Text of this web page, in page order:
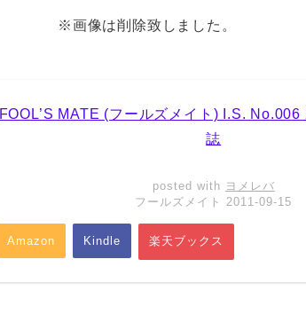
※画像は削除致しました。
FOOL’S MATE (フールズメイト) I.S.
誌
posted with ヨメレバ
フールズメイト 2011-09-15
Amazon Kindle 楽天ブックス